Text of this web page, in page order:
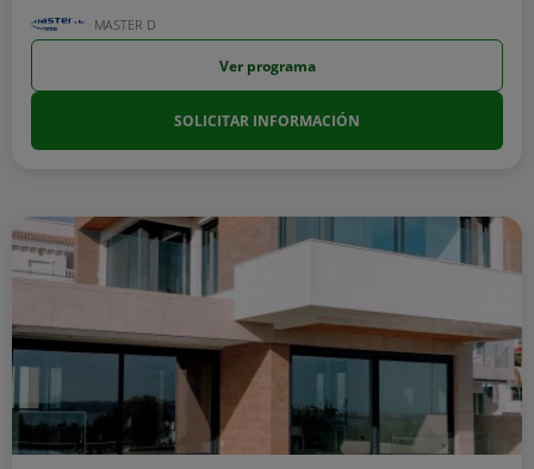
MASTER D
Ver programa
SOLICITAR INFORMACIÓN